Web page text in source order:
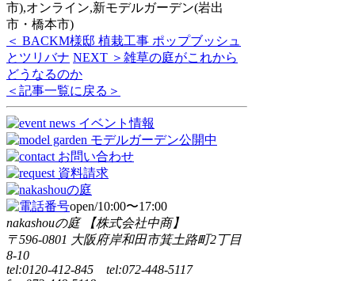
市),オンライン,新モデルガーデン(岩出
市・橋本市)
＜ BACKM様邸 植栽工事 ポップブッシュ
とツリバナ NEXT ＞ 雑草の庭がこれから
どうなるのか
＜記事一覧に戻る＞
open/10:00〜17:00
nakashouの庭 【株式会社中商】
〒596-0801 大阪府岸和田市箕土路町2丁目
8-10
tel:0120-412-845 tel:072-448-5117